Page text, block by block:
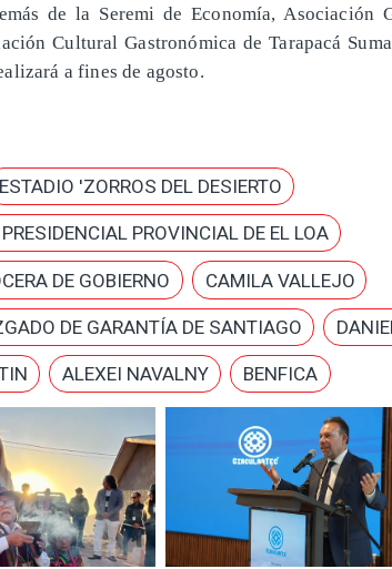
de la Seremi de Economía, Asociación
Cultural Gastronómica de Tarapacá
a fines de agosto.
ESTADIO 'ZORROS DEL DESIERTO
PROVINCIAL DE EL LOA
DE GOBIERNO CAMILA VALLEJO
DE GARANTÍA DE SANTIAGO
ALEXEI NAVALNY BENFICA